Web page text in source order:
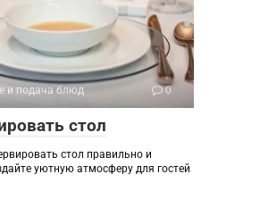
и подача блюд 0
стол
стол правильно и
уютную атмосферу для гостей